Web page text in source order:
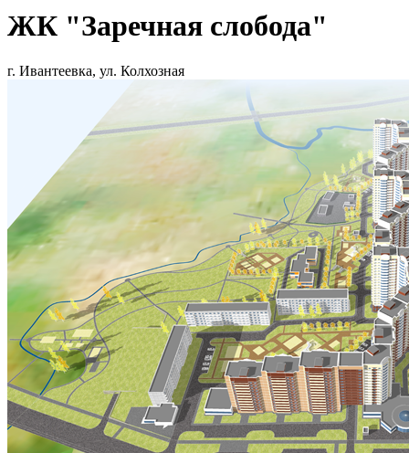
ЖК "Заречная слобода"
г. Ивантеевка, ул. Колхозная